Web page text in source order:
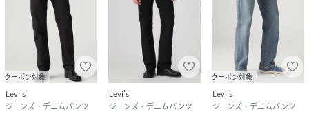
クーポン対象
Levi's
ジーンズ・デニムパンツ
Levi's
ジーンズ・デニムパンツ
クーポン対象
Levi's
ジーンズ・デニムパンツ